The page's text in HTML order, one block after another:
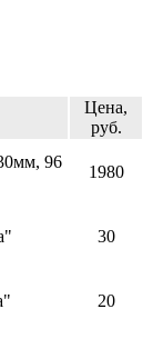
Цена,
руб.
96
1980
30
20